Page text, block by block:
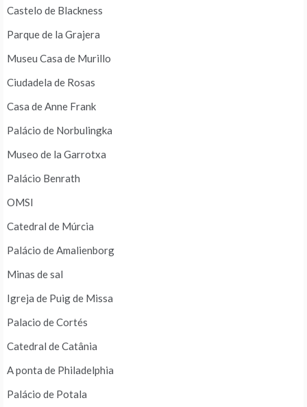
Castelo de Blackness
Parque de la Grajera
Museu Casa de Murillo
Ciudadela de Rosas
Casa de Anne Frank
Palácio de Norbulingka
Museo de la Garrotxa
Palácio Benrath
OMSI
Catedral de Múrcia
Palácio de Amalienborg
Minas de sal
Igreja de Puig de Missa
Palacio de Cortés
Catedral de Catânia
A ponta de Philadelphia
Palácio de Potala